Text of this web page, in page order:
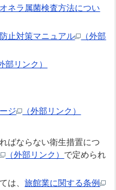
ネラ属菌検査方法につい
止対策マニュアル
（外部
部リンク）
ジ （外部リンク）
ばならない衛生措置につ
（外部リンク） で定められ
は、旅館業に関する条例